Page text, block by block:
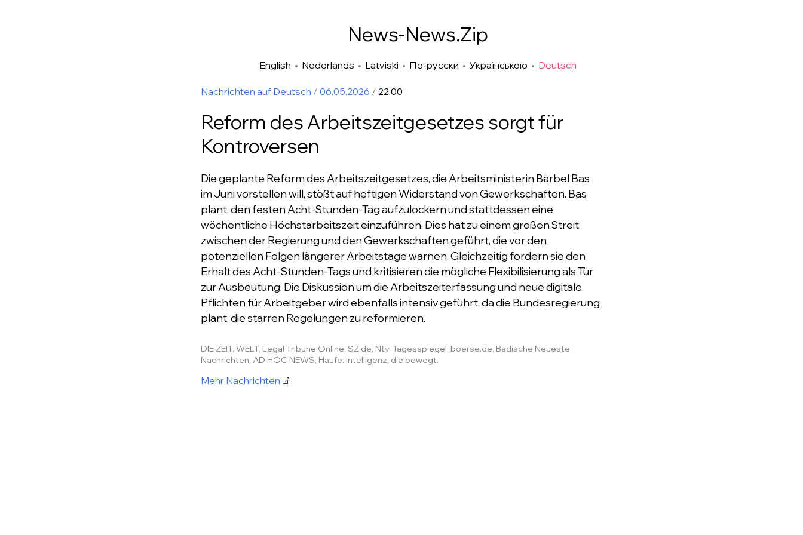
News-News.Zip
English • Nederlands • Latviski • По-русски •Українською • Deutsch
Nachrichten auf Deutsch / 06.05.2026 / 22:00
Reform des Arbeitszeitgesetzes sorgt für
Kontroversen
Die geplante Reform des Arbeitszeitgesetzes, die Arbeitsministerin Bärbel Bas
im Juni vorstellen will, stößt auf heftigen Widerstand von Gewerkschaften. Bas
plant, den festen Acht-Stunden-Tag aufzulockern und stattdessen eine
wöchentliche Höchstarbeitszeit einzuführen. Dies hat zu einem großen Streit
zwischen der Regierung und den Gewerkschaften geführt, die vor den
potenziellen Folgen längerer Arbeitstage warnen. Gleichzeitig fordern sie den
Erhalt des Acht-Stunden-Tags und kritisieren die mögliche Flexibilisierung als Tür
zur Ausbeutung. Die Diskussion um die Arbeitszeiterfassung und neue digitale
Pflichten für Arbeitgeber wird ebenfalls intensiv geführt, da die Bundesregierung
plant, die starren Regelungen zu reformieren.
DIE ZEIT, WELT, Legal Tribune Online, SZ.de, Ntv, Tagesspiegel, boerse.de, Badische Neueste
Nachrichten, AD HOC NEWS, Haufe. Intelligenz, die bewegt.
Mehr Nachrichten